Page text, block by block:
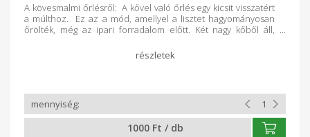
A kövesmalmi őrlésről: A kővel való őrlés egy kicsit visszatért
a múlthoz. Ez az a mód, amellyel a lisztet hagyományosan
őrölték, még az ipari forradalom előtt. Két nagy kőből áll,
lisztté nem válik. Mivel ebben az őrlési folyamatban a búza
kevéssé melegedik, mert a hőt inkább a kő veszi fel, így a hő
enyhén szitálják, hogy megszabaduljanak a korpa egy
részétől, és fehér lisztet kapjanak. A kővel őrölt liszt
különösen alkalmas a lassú erjedésre, több tápanyagot
tartalmaz, mivel több korpát tart meg, ezért sokkal ízletesebb
1000 Ft / db